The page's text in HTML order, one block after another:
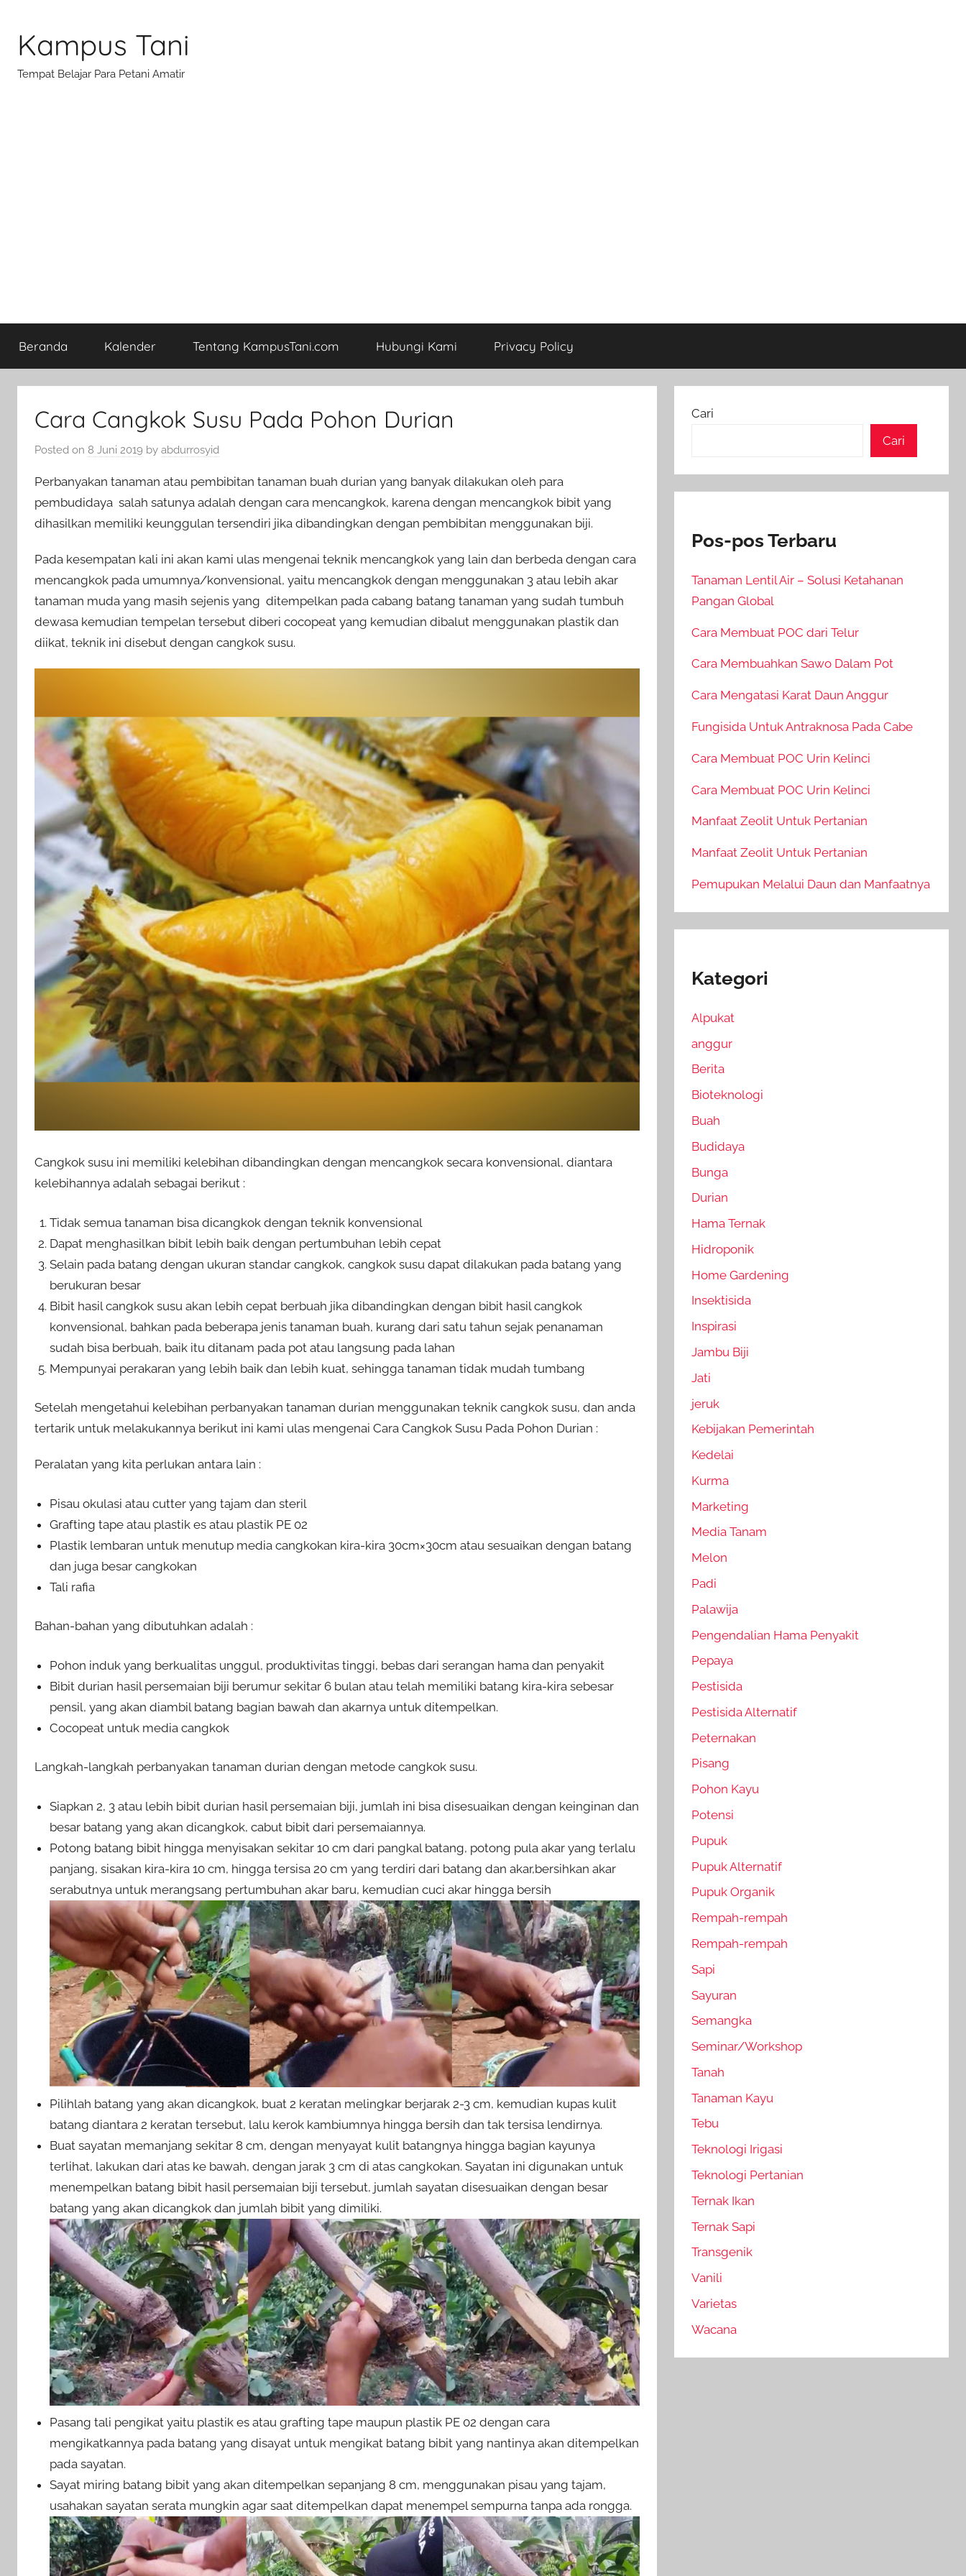
content
Kampus Tani
Tempat Belajar Para Petani Amatir
Beranda Kalender Tentang KampusTani.com Hubungi Kami Privacy Policy
Cara Cangkok Susu Pada Pohon Durian
Posted on 8 Juni 2019 by abdurrosyid
Perbanyakan tanaman atau pembibitan tanaman buah durian yang banyak dilakukan oleh para
pembudidaya salah satunya adalah dengan cara mencangkok, karena dengan mencangkok bibit yang
dihasilkan memiliki keunggulan tersendiri jika dibandingkan dengan pembibitan menggunakan biji.
Pada kesempatan kali ini akan kami ulas mengenai teknik mencangkok yang lain dan berbeda dengan cara
mencangkok pada umumnya/konvensional, yaitu mencangkok dengan menggunakan 3 atau lebih akar
tanaman muda yang masih sejenis yang ditempelkan pada cabang batang tanaman yang sudah tumbuh
dewasa kemudian tempelan tersebut diberi cocopeat yang kemudian dibalut menggunakan plastik dan
diikat, teknik ini disebut dengan cangkok susu.
Cangkok susu ini memiliki kelebihan dibandingkan dengan mencangkok secara konvensional, diantara
kelebihannya adalah sebagai berikut :
Tidak semua tanaman bisa dicangkok dengan teknik konvensional
Dapat menghasilkan bibit lebih baik dengan pertumbuhan lebih cepat
Selain pada batang dengan ukuran standar cangkok, cangkok susu dapat dilakukan pada batang yang
berukuran besar
Bibit hasil cangkok susu akan lebih cepat berbuah jika dibandingkan dengan bibit hasil cangkok
konvensional, bahkan pada beberapa jenis tanaman buah, kurang dari satu tahun sejak penanaman
sudah bisa berbuah, baik itu ditanam pada pot atau langsung pada lahan
Mempunyai perakaran yang lebih baik dan lebih kuat, sehingga tanaman tidak mudah tumbang
Setelah mengetahui kelebihan perbanyakan tanaman durian menggunakan teknik cangkok susu, dan anda
tertarik untuk melakukannya berikut ini kami ulas mengenai Cara Cangkok Susu Pada Pohon Durian :
Peralatan yang kita perlukan antara lain :
Pisau okulasi atau cutter yang tajam dan steril
Grafting tape atau plastik es atau plastik PE 02
Plastik lembaran untuk menutup media cangkokan kira-kira 30cm×30cm atau sesuaikan dengan batang
dan juga besar cangkokan
Tali rafia
Bahan-bahan yang dibutuhkan adalah :
Pohon induk yang berkualitas unggul, produktivitas tinggi, bebas dari serangan hama dan penyakit
Bibit durian hasil persemaian biji berumur sekitar 6 bulan atau telah memiliki batang kira-kira sebesar
pensil, yang akan diambil batang bagian bawah dan akarnya untuk ditempelkan.
Cocopeat untuk media cangkok
Langkah-langkah perbanyakan tanaman durian dengan metode cangkok susu.
Siapkan 2, 3 atau lebih bibit durian hasil persemaian biji, jumlah ini bisa disesuaikan dengan keinginan dan
besar batang yang akan dicangkok, cabut bibit dari persemaiannya.
Potong batang bibit hingga menyisakan sekitar 10 cm dari pangkal batang, potong pula akar yang terlalu
panjang, sisakan kira-kira 10 cm, hingga tersisa 20 cm yang terdiri dari batang dan akar,bersihkan akar
serabutnya untuk merangsang pertumbuhan akar baru, kemudian cuci akar hingga bersih
Pilihlah batang yang akan dicangkok, buat 2 keratan melingkar berjarak 2-3 cm, kemudian kupas kulit
batang diantara 2 keratan tersebut, lalu kerok kambiumnya hingga bersih dan tak tersisa lendirnya.
Buat sayatan memanjang sekitar 8 cm, dengan menyayat kulit batangnya hingga bagian kayunya
terlihat, lakukan dari atas ke bawah, dengan jarak 3 cm di atas cangkokan. Sayatan ini digunakan untuk
menempelkan batang bibit hasil persemaian biji tersebut, jumlah sayatan disesuaikan dengan besar
batang yang akan dicangkok dan jumlah bibit yang dimiliki.
Pasang tali pengikat yaitu plastik es atau grafting tape maupun plastik PE 02 dengan cara
mengikatkannya pada batang yang disayat untuk mengikat batang bibit yang nantinya akan ditempelkan
pada sayatan.
Sayat miring batang bibit yang akan ditempelkan sepanjang 8 cm, menggunakan pisau yang tajam,
usahakan sayatan serata mungkin agar saat ditempelkan dapat menempel sempurna tanpa ada rongga.
Cari
Cari
Pos-pos Terbaru
Tanaman Lentil Air – Solusi Ketahanan
Pangan Global
Cara Membuat POC dari Telur
Cara Membuahkan Sawo Dalam Pot
Cara Mengatasi Karat Daun Anggur
Fungisida Untuk Antraknosa Pada Cabe
Cara Membuat POC Urin Kelinci
Cara Membuat POC Urin Kelinci
Manfaat Zeolit Untuk Pertanian
Manfaat Zeolit Untuk Pertanian
Pemupukan Melalui Daun dan Manfaatnya
Kategori
Alpukat
anggur
Berita
Bioteknologi
Buah
Budidaya
Bunga
Durian
Hama Ternak
Hidroponik
Home Gardening
Insektisida
Inspirasi
Jambu Biji
Jati
jeruk
Kebijakan Pemerintah
Kedelai
Kurma
Marketing
Media Tanam
Melon
Padi
Palawija
Pengendalian Hama Penyakit
Pepaya
Pestisida
Pestisida Alternatif
Peternakan
Pisang
Pohon Kayu
Potensi
Pupuk
Pupuk Alternatif
Pupuk Organik
Rempah-rempah
Rempah-rempah
Sapi
Sayuran
Semangka
Seminar/Workshop
Tanah
Tanaman Kayu
Tebu
Teknologi Irigasi
Teknologi Pertanian
Ternak Ikan
Ternak Sapi
Transgenik
Vanili
Varietas
Wacana